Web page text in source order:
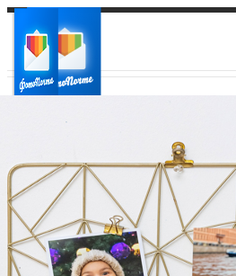
Ваш город:
Ваш регион доставки
Выберите из списка: